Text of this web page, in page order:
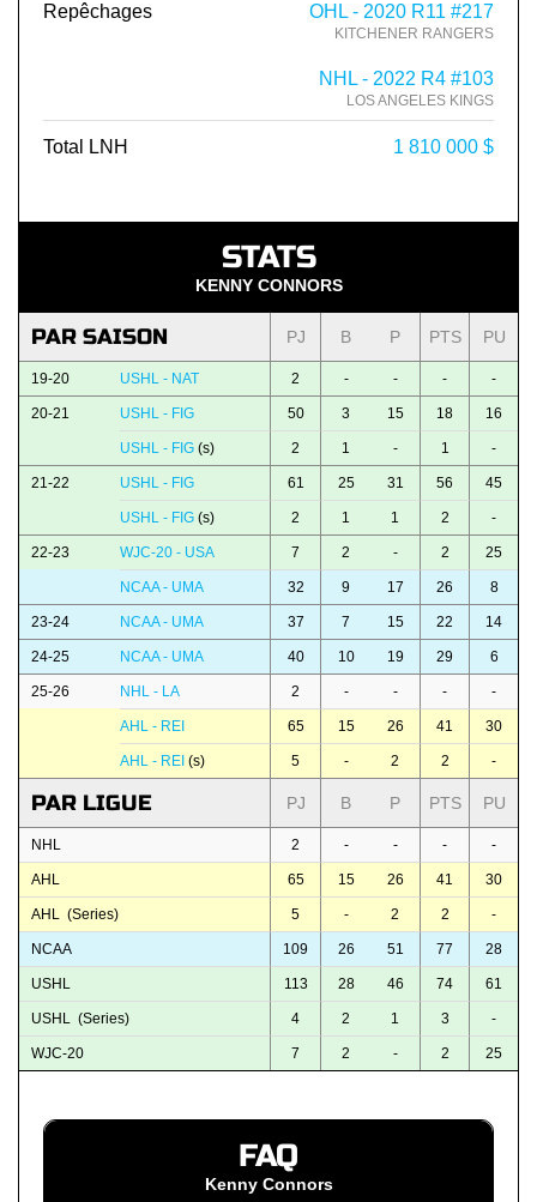
Repêchages OHL - 2020 R11 #217
KITCHENER RANGERS
NHL - 2022 R4 #103
LOS ANGELES KINGS
Total LNH 1 810 000 $
STATS
KENNY CONNORS
PAR SAISON PJ B P PTS PU
19-20 USHL - NAT 2 - - - -
20-21 USHL - FIG 50 3 15 18 16
USHL - FIG (s) 2 1 - 1 -
21-22 USHL - FIG 61 25 31 56 45
USHL - FIG (s) 2 1 1 2 -
22-23 WJC-20 - USA 7 2 - 2 25
NCAA - UMA 32 9 17 26 8
23-24 NCAA - UMA 37 7 15 22 14
24-25 NCAA - UMA 40 10 19 29 6
25-26 NHL - LA 2 - - - -
AHL - REI 65 15 26 41 30
AHL - REI (s) 5 - 2 2 -
PAR LIGUE PJ B P PTS PU
NHL 2 - - - -
AHL 65 15 26 41 30
AHL (Series) 5 - 2 2 -
NCAA 109 26 51 77 28
USHL 113 28 46 74 61
USHL (Series) 4 2 1 3 -
WJC-20 7 2 - 2 25
FAQ
Kenny Connors